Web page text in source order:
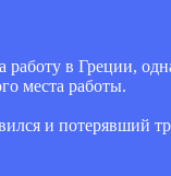
в Греции,
места работы.
и потерявший